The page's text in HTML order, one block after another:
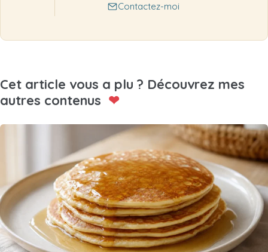
Contactez-moi
Cet article vous a plu ? Découvrez mes
autres contenus ❤